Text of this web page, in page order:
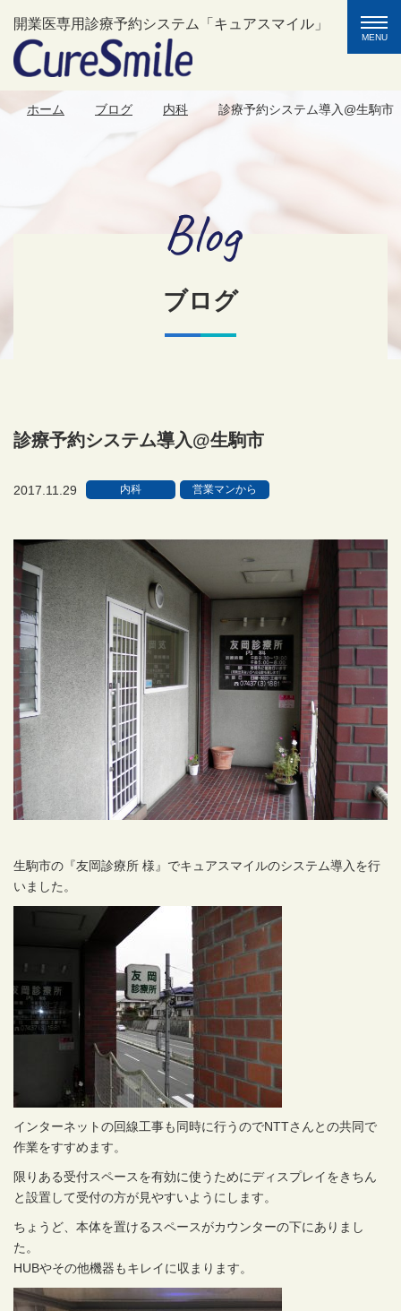
開業医専用診療予約システム「キュアスマイル」
ホーム ブログ 内科 診療予約システム導入@生駒市
ブログ
Blog
診療予約システム導入@生駒市
2017.11.29 内科 営業マンから
生駒市の『友岡診療所 様』でキュアスマイルのシステム導入を行
いました。
インターネットの回線工事も同時に行うのでNTTさんとの共同で
作業をすすめます。
限りある受付スペースを有効に使うためにディスプレイをきちん
と設置して受付の方が見やすいようにします。
ちょうど、本体を置けるスペースがカウンターの下にありまし
た。
HUBやその他機器もキレイに収まります。
toggle
MENU